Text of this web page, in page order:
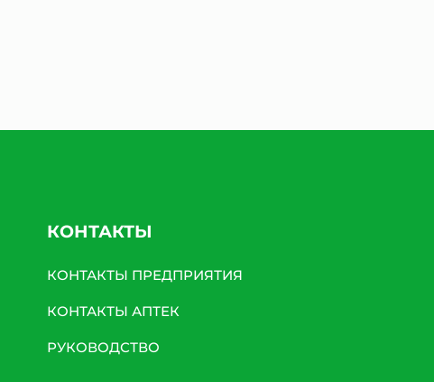
КОНТАКТЫ
КОНТАКТЫ ПРЕДПРИЯТИЯ
КОНТАКТЫ АПТЕК
РУКОВОДСТВО